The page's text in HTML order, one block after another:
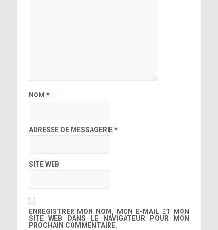
NOM *
ADRESSE DE MESSAGERIE*
SITE WEB
ENREGISTRER MON NOM, MON E-MAIL ET MON
SITE WEB DANS LE NAVIGATEUR POUR MON
PROCHAIN COMMENTAIRE.